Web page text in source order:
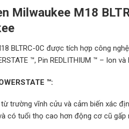
Milwaukee M18
BLTRC-0C được tích hợp công
™, Pin REDLITHIUM ™ – Ion
™:
trường vĩnh cửu và cảm biến xác
có tuổi thọ cao hơn động cơ cũ gấp